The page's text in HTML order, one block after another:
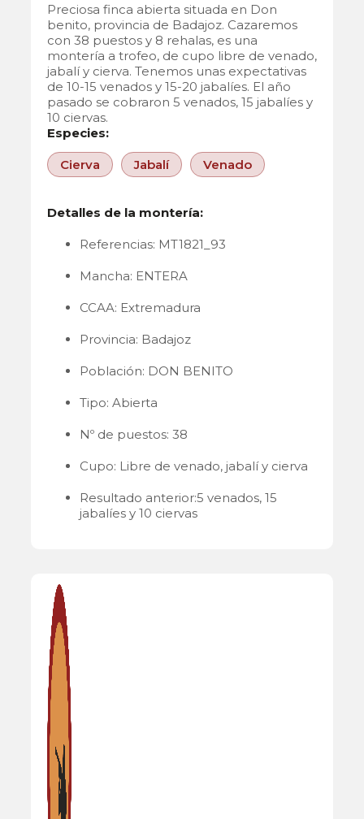
Preciosa finca abierta situada en Don
benito, provincia de Badajoz. Cazaremos
con 38 puestos y 8 rehalas, es una
montería a trofeo, de cupo libre de venado,
jabalí y cierva. Tenemos unas expectativas
de 10-15 venados y 15-20 jabalíes. El año
pasado se cobraron 5 venados, 15 jabalíes y
10 ciervas.
Especies:
Cierva Jabalí Venado
Detalles de la montería:
Referencias: MT1821_93
Mancha: ENTERA
CCAA: Extremadura
Provincia: Badajoz
Población: DON BENITO
Tipo: Abierta
Nº de puestos: 38
Cupo: Libre de venado, jabalí y cierva
Resultado anterior:5 venados, 15
jabalíes y 10 ciervas